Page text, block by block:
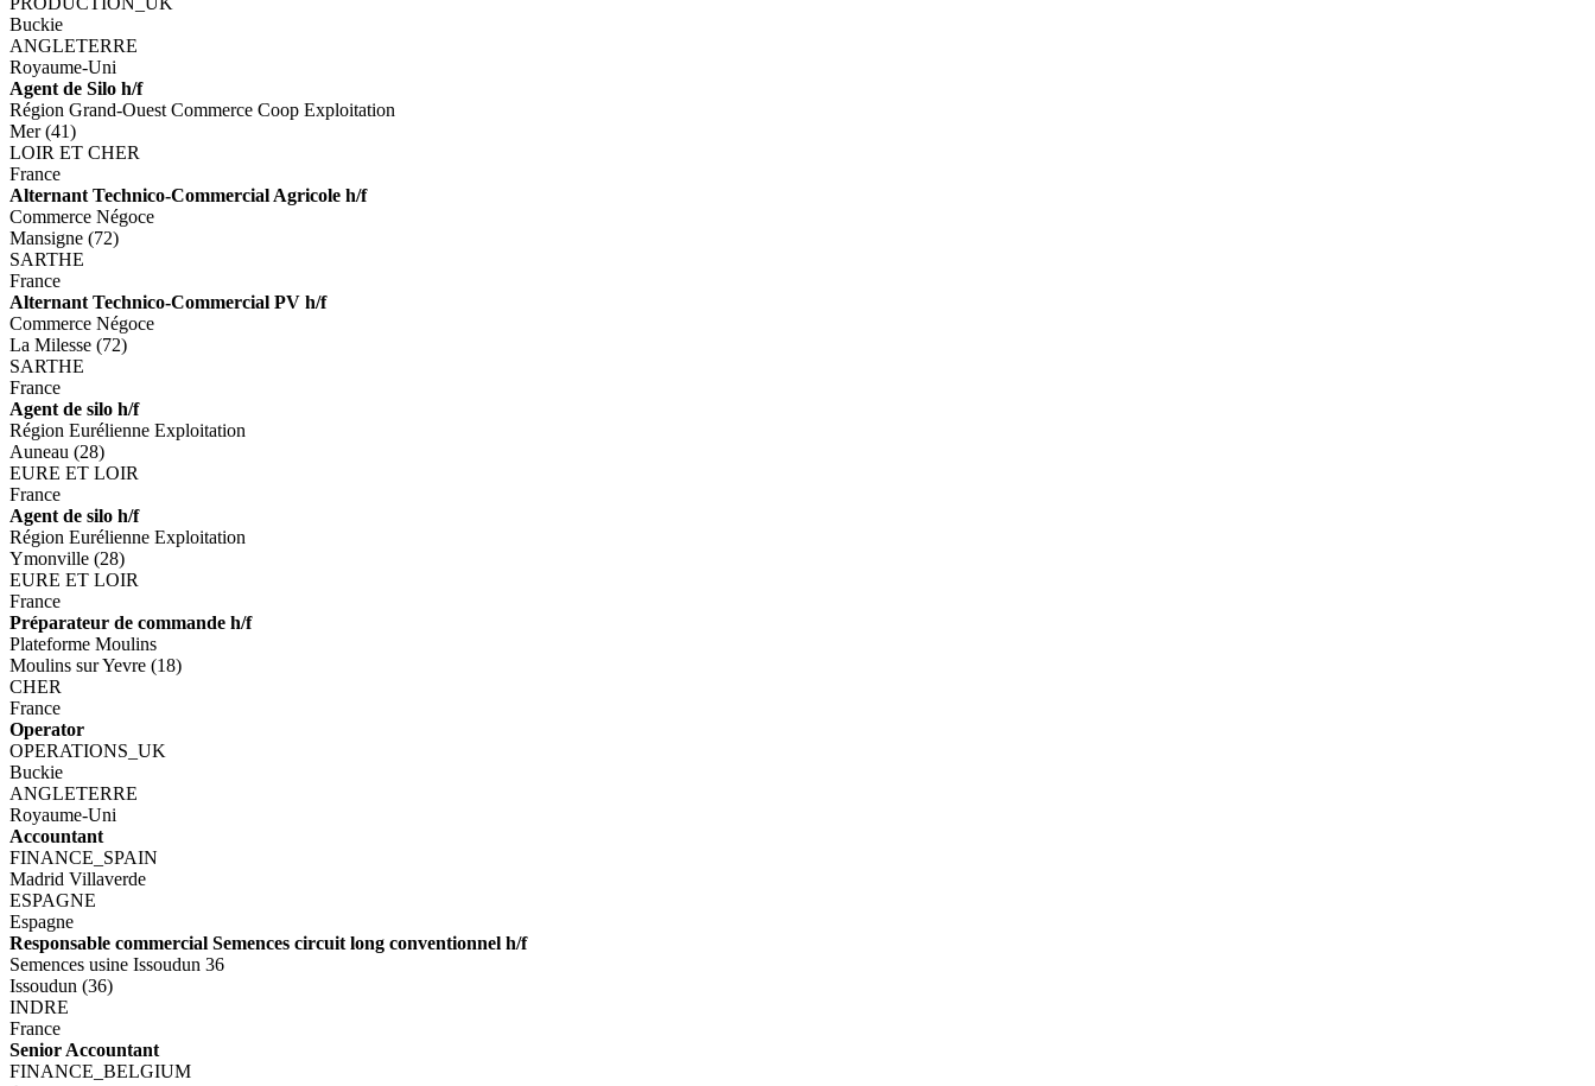
Buckie
ANGLETERRE
Royaume-Uni
Agent de Silo h/f
Région Grand-Ouest Commerce Coop Exploitation
Mer (41)
LOIR ET CHER
France
Alternant Technico-Commercial Agricole h/f
Commerce Négoce
Mansigne (72)
SARTHE
France
Alternant Technico-Commercial PV h/f
Commerce Négoce
La Milesse (72)
SARTHE
France
Agent de silo h/f
Région Eurélienne Exploitation
Auneau (28)
EURE ET LOIR
France
Agent de silo h/f
Région Eurélienne Exploitation
Ymonville (28)
EURE ET LOIR
France
Préparateur de commande h/f
Plateforme Moulins
Moulins sur Yevre (18)
CHER
France
Operator
OPERATIONS_UK
Buckie
ANGLETERRE
Royaume-Uni
Accountant
FINANCE_SPAIN
Madrid Villaverde
ESPAGNE
Espagne
Responsable commercial Semences circuit long conventionnel h/f
Semences usine Issoudun 36
Issoudun (36)
INDRE
France
Senior Accountant
FINANCE_BELGIUM